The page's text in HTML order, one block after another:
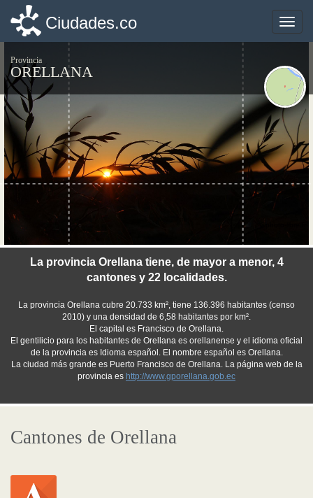
Toggle
Ciudades.co
Provincia
ORELLANA
La provincia Orellana tiene, de mayor a menor, 4
cantones y 22 localidades.
La provincia Orellana cubre 20.733 km², tiene 136.396 habitantes (censo
2010) y una densidad de 6,58 habitantes por km².
El capital es Francisco de Orellana.
El gentilicio para los habitantes de Orellana es orellanense y el idioma oficial
de la provincia es Idioma español. El nombre español es Orellana.
La ciudad más grande es Puerto Francisco de Orellana. La página web de la
provincia es http://www.gporellana.gob.ec
Cantones de Orellana
Toggle
Ciudades.co